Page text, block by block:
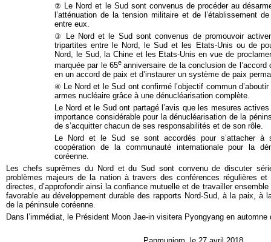
② Le Nord et le Sud sont convenus de procéder au
l’atténuation de la tension militaire et de l’établissement
entre eux.
③
Le Nord et le Sud sont convenus de promouvoir
tripartites entre le Nord, le Sud et les Etats-Unis ou de
Nord, le Sud, la Chine et les Etats-Unis en vue de
marquée par le 65e anniversaire de la conclusion de
en un accord de paix et d’instaurer un système de paix
④
Le Nord et le Sud ont confirmé l’objectif commun
armes nucléaire grâce à une dénucléarisation complète.
Le Nord et le Sud ont partagé l’avis que les mesures
importance considérable pour la dénucléarisation de la
de s’acquitter chacun de ses responsabilités et de son rôle.
Le Nord et le Sud se sont accordés pour s’attacher à
coopération de la communauté internationale pour la
coréenne.
Les chefs suprêmes du Nord et du Sud sont convenu de discuter
problèmes majeurs de la nation à travers des conférences régulières
directes, d’approfondir ainsi la confiance mutuelle et de travailler
favorable au développement durable des rapports Nord-Sud, à la paix, à
de la péninsule coréenne.
Dans l’immédiat, le Président Moon Jae-in visitera Pyongyang en automne